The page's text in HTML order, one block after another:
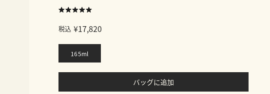
税込 ¥17,820
165ml
バッグに追加